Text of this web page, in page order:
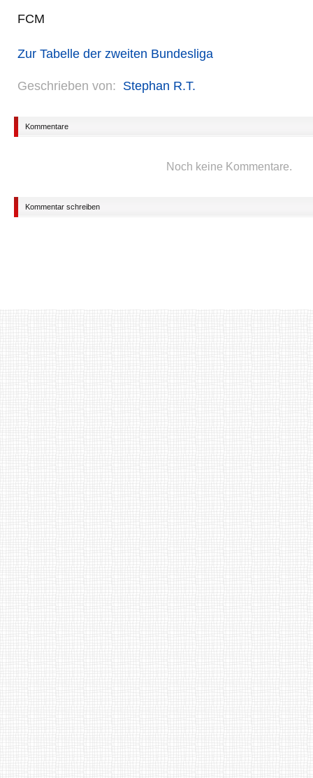
FCM
Zur Tabelle der zweiten Bundesliga
Geschrieben von: Stephan R.T.
Kommentare
Noch keine Kommentare.
Kommentar schreiben